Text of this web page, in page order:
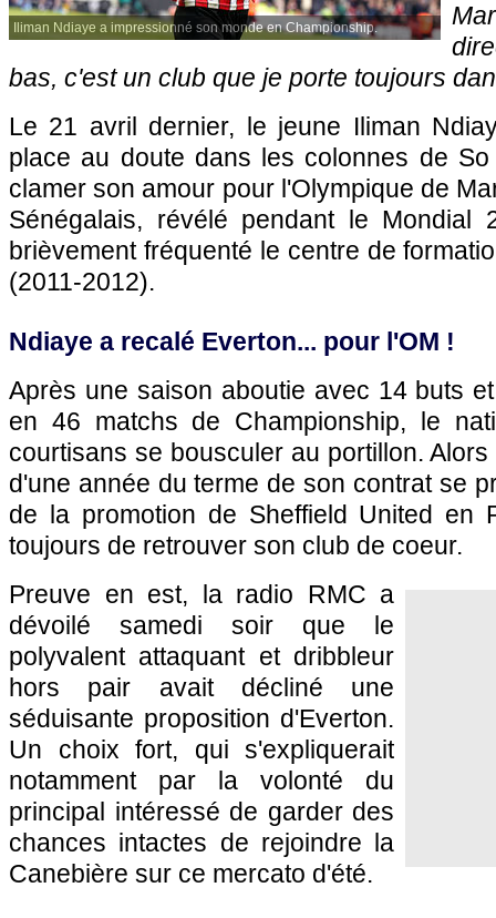
Iliman Ndiaye a impressionné son monde en Championship.
bas, c'est un club que je porte toujours
Le 21 avril dernier, le jeune Iliman
place au doute dans les colonnes de
clamer son amour pour l'Olympique de
Sénégalais, révélé pendant le Mondial
brièvement fréquenté le centre de
(2011-2012).
Ndiaye a recalé Everton... pour l'OM !
Après une saison aboutie avec 14 buts
en 46 matchs de Championship, le
courtisans se bousculer au portillon.
d'une année du terme de son contrat se
de la promotion de Sheffield United en
toujours de retrouver son club de coeur.
Preuve en est, la radio RMC a
dévoilé samedi soir que le
polyvalent attaquant et dribbleur
hors pair avait décliné une
séduisante proposition d'Everton.
Un choix fort, qui s'expliquerait
notamment par la volonté du
principal intéressé de garder des
chances intactes de rejoindre la
Canebière sur ce mercato d'été.